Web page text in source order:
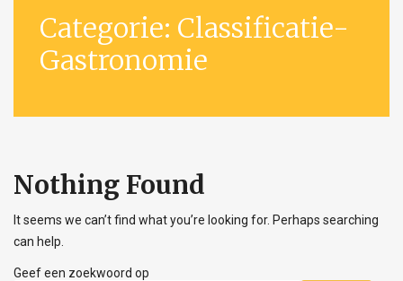
Categorie: Classificatie-
Gastronomie
Nothing Found
It seems we can’t find what you’re looking for. Perhaps searching
can help.
Geef een zoekwoord op